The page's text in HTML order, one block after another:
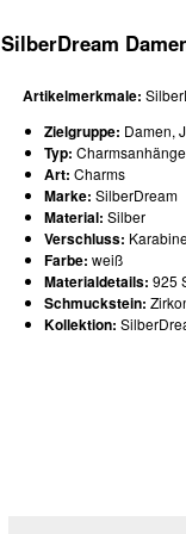
SilberDream
Artikelmerkmale:
Zielgruppe: Damen,
Typ:
Art: Charms
Marke: SilberDream
Material: Silber
Verschluss:
Farbe: weiß
Materialdetails: 925
Schmuckstein:
Kollektion: